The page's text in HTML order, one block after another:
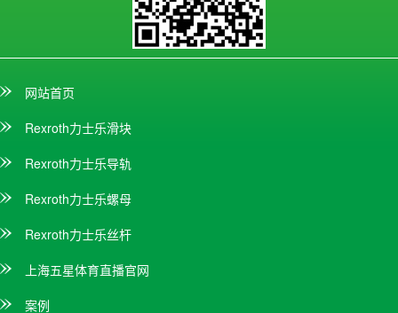
网站首页
Rexroth力士乐滑块
Rexroth力士乐导轨
Rexroth力士乐螺母
Rexroth力士乐丝杆
上海五星体育直播官网
案例